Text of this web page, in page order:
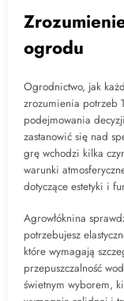
ogrodu
Ogrodnictwo, jak
zrozumienia potrzeb
podejmowania
zastanowić się nad
grę wchodzi kilka
warunki
dotyczące estetyki i
Agrowłóknina
potrzebujesz
które wymagają
przepuszczalność
świetnym wyborem,